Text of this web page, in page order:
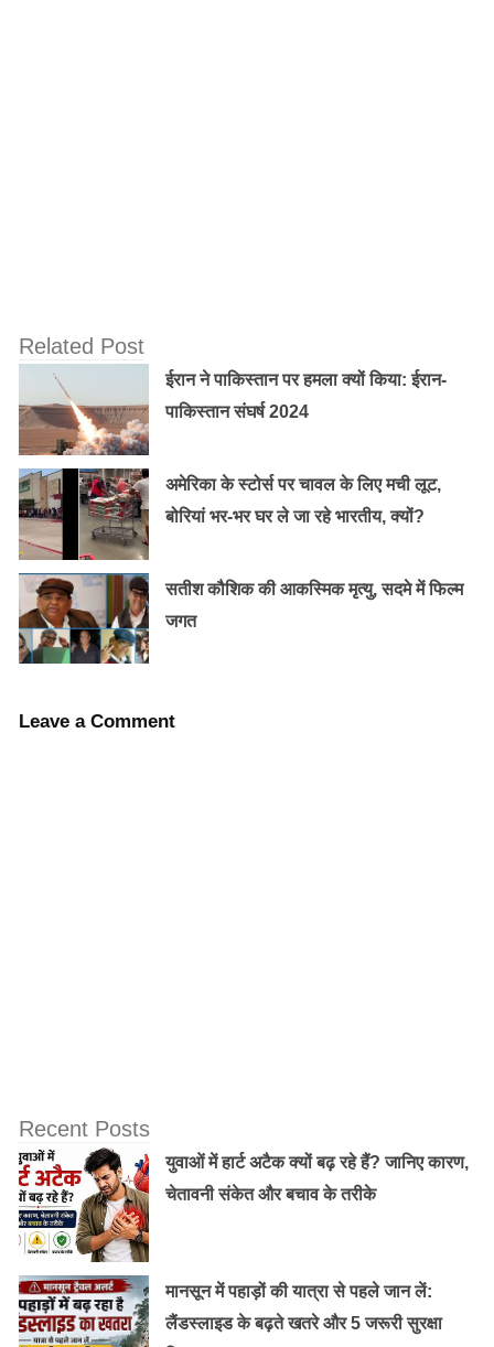
भारत के कई हिस्सों में भारी बारिश :-
इस बीच पिछले कई दिनों से हो रही बारिश की वजह से पूर्वांचल के
Related Post
ईरान ने पाकिस्तान पर हमला क्यों किया: ईरान-
पाकिस्तान संघर्ष 2024
अमेरिका के स्टोर्स पर चावल के लिए मची लूट,
बोरियां भर-भर घर ले जा रहे भारतीय, क्यों?
सतीश कौशिक की आकस्मिक मृत्यु, सदमे में फिल्म
जगत
Leave a Comment
Recent Posts
युवाओं में हार्ट अटैक क्यों बढ़ रहे हैं? जानिए कारण,
चेतावनी संकेत और बचाव के तरीके
मानसून में पहाड़ों की यात्रा से पहले जान लें:
लैंडस्लाइड के बढ़ते खतरे और 5 जरूरी सुरक्षा